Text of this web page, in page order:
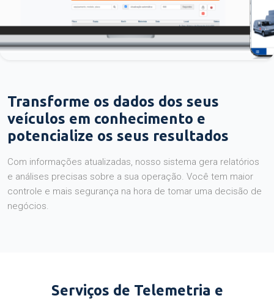
Transforme os dados dos seus
veículos em conhecimento e
potencialize os seus resultados
Com informações atualizadas, nosso sistema gera relatórios
e análises precisas sobre a sua operação. Você tem maior
controle e mais segurança na hora de tomar uma decisão de
negócios.
Serviços de Telemetria e